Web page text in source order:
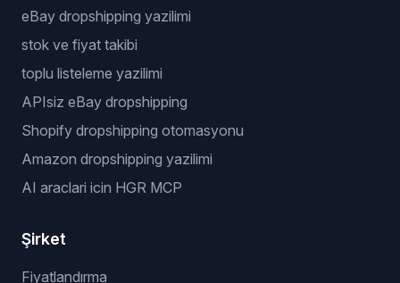
eBay dropshipping yazilimi
stok ve fiyat takibi
toplu listeleme yazilimi
APIsiz eBay dropshipping
Shopify dropshipping otomasyonu
Amazon dropshipping yazilimi
AI araclari icin HGR MCP
Şirket
Fiyatlandırma